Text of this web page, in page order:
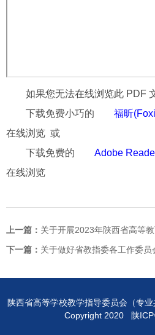
如果您无法在线浏览此 PDF
下载免费小巧的
福昕
在线浏览 或
下载免费的
Adobe
在线浏览
上一篇： 关于开展2023年陕西省高等
下一篇： 关于做好省教指委各工作委
陕西省高等学校教学指导委员会（专
Copyright 2020 陕ICP